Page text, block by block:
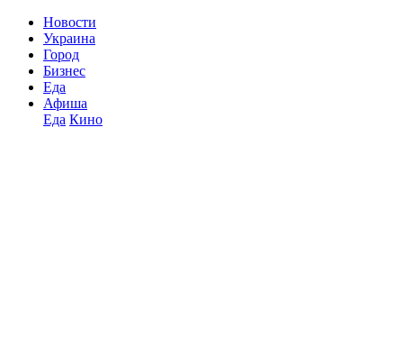
Новости
Украина
Город
Бизнес
Еда
Афиша
Еда Кино